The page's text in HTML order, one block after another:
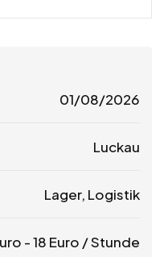
01/08/2026
Luckau
Lager, Logistik
-18 Euro / Stunde